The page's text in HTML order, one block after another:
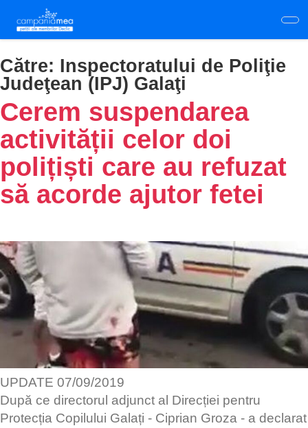
main
content
Către: Inspectoratului de Poliţie
Judeţean (IPJ) Galaţi
Cerem suspendarea
activității celor doi
polițiști care au refuzat
să acorde ajutor fetei
UPDATE 07/09/2019
După ce directorul adjunct al Direcției pentru
Protecția Copilului Galați - Ciprian Groza - a declarat